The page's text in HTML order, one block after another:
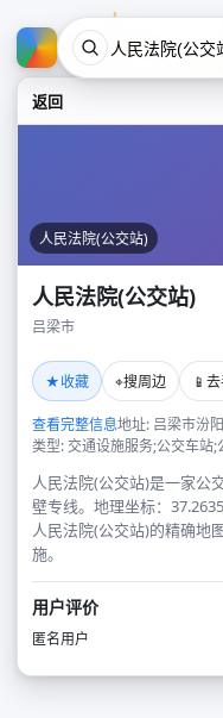
返回
人民法院(公交站)
人民法院(公交站)
吕梁市
★收藏 ⌖搜周边 📱
查看完整信息地址: 吕梁市汾
类型: 交通设施服务;公交车站;
人民法院(公交站)是一家公
壁专线。地理坐标：
人民法院(公交站)的精确地
施。
用户评价
匿名用户